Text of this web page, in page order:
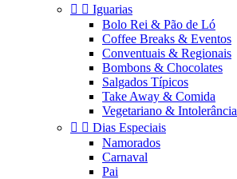
  Iguarias
Bolo Rei & Pão de Ló
Coffee Breaks & Eventos
Conventuais & Regionais
Bombons & Chocolates
Salgados Típicos
Take Away & Comida
Vegetariano & Intolerância
  Dias Especiais
Namorados
Carnaval
Pai